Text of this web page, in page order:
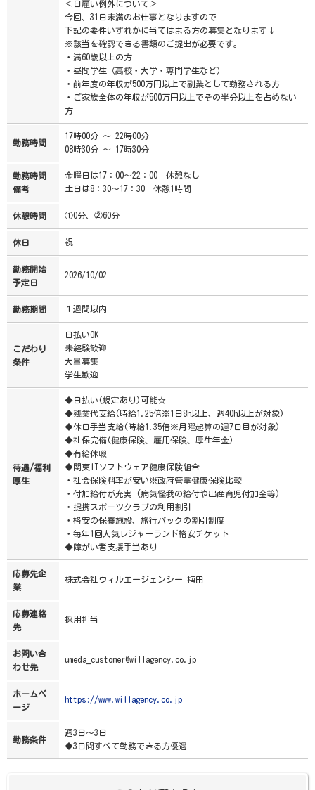
＜日雇い例外について＞
今回、31日未満のお仕事となりますので
下記の要件いずれかに当てはまる方の募集となります↓
※該当を確認できる書類のご提出が必要です。
・満60歳以上の方
・昼間学生（高校・大学・専門学生など）
・前年度の年収が500万円以上で副業として勤務される方
・ご家族全体の年収が500万円以上でその半分以上を占めない
方
勤務時間
17時00分 ～ 22時00分
08時30分 ～ 17時30分
勤務時間
備考
金曜日は17：00～22：00 休憩なし
土日は8：30～17：30 休憩1時間
休憩時間 ①0分、②60分
休日 祝
勤務開始
予定日
2026/10/02
勤務期間 １週間以内
こだわり
条件
日払いOK
未経験歓迎
大量募集
学生歓迎
待遇/福利
厚生
◆日払い(規定あり)可能☆
◆残業代支給(時給1.25倍※1日8h以上、週40h以上が対象)
◆休日手当支給(時給1.35倍※月曜起算の週7日目が対象)
◆社保完備(健康保険、雇用保険、厚生年金)
◆有給休暇
◆関東ITソフトウェア健康保険組合
・社会保険料率が安い※政府管掌健康保険比較
・付加給付が充実 (病気怪我の給付や出産育児付加金等)
・提携スポーツクラブの利用割引
・格安の保養施設、旅行パックの割引制度
・毎年1回人気レジャーランド格安チケット
◆障がい者支援手当あり
応募先企
業
株式会社ウィルエージェンシー 梅田
応募連絡
先
採用担当
お問い合
わせ先
umeda_customer@willagency.co.jp
ホームペ
ージ
https://www.willagency.co.jp
勤務条件
週3日～3日
◆3日間すべて勤務できる方優遇